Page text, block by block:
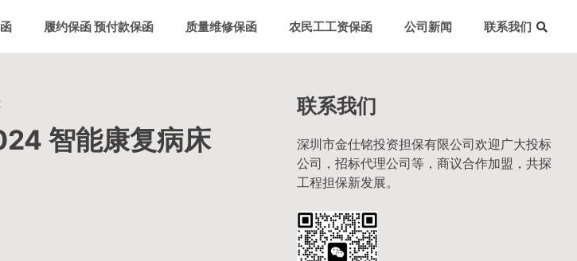
履约保函 预付款保函 质量维修保函 农民工工资保函 公司新闻 联系我们
智能康复病床
联系我们
深圳市金仕铭投资担保有限公司欢迎广大投标
公司，招标代理公司等，商议合作加盟，共探
工程担保新发展。